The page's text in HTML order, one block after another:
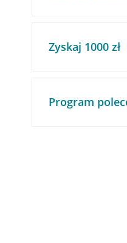
Zyskaj 1000 zł
Program